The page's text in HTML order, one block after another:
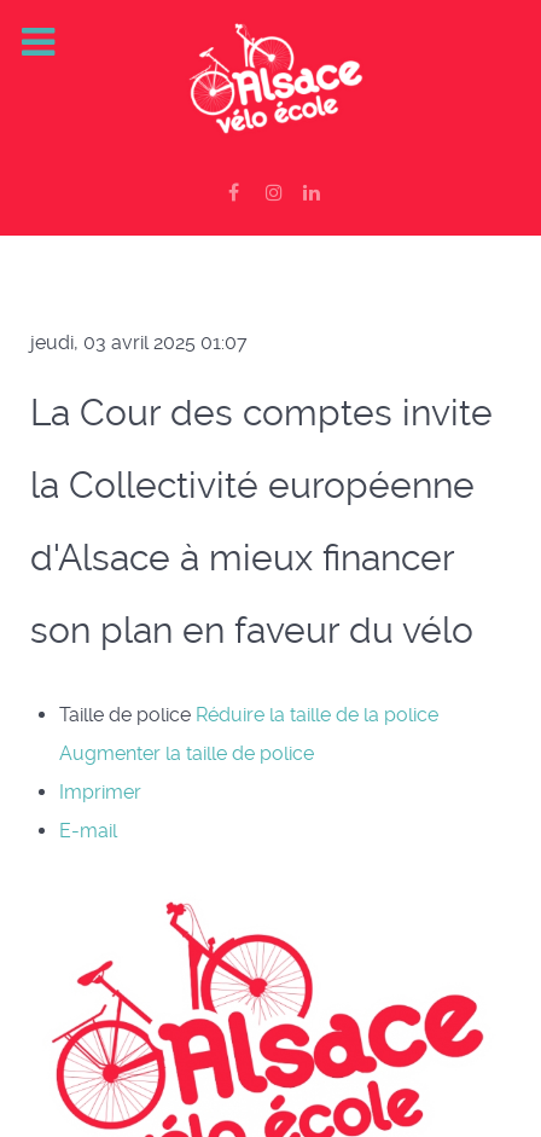
jeudi, 03 avril 2025 01:07
La Cour des comptes invite
la Collectivité européenne
d'Alsace à mieux financer
son plan en faveur du vélo
Taille de police Réduire la taille de la police
Augmenter la taille de police
Imprimer
E-mail